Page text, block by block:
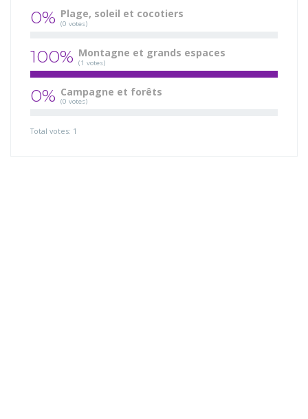
0% Plage, soleil et cocotiers
(0 votes)
100% Montagne et grands espaces
(1 votes)
0% Campagne et forêts
(0 votes)
Total votes: 1